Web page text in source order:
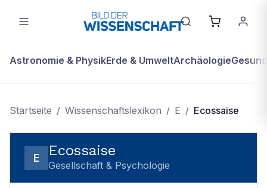
Astronomie & PhysikErde & UmweltArchäologie
Startseite / Wissenschaftslexikon / E / Ecossaise
E Ecossaise
Gesellschaft & Psychologie